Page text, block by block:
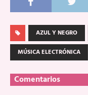
AZUL Y NEGRO
MÚSICA ELECTRÓNICA
Comentarios